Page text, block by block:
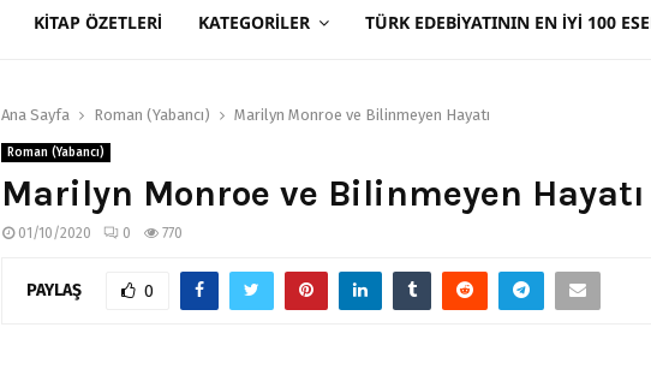
KITAP ÖZETLERI KATEGORILER TÜRK EDEBIYATININ EN İYI 100
Ana Sayfa Roman (Yabancı) Marilyn Monroe ve Bilinmeyen Hayatı
Roman (Yabancı)
Marilyn Monroe ve Bilinmeyen Hayatı
01/10/2020 0 770
PAYLAŞ 0